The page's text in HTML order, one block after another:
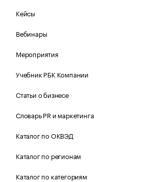
Кейсы
Вебинары
Мероприятия
Учебник РБК Компании
Статьи о бизнесе
Словарь PR и маркетинга
Каталог по ОКВЭД
Каталог по регионам
Каталог по категориям